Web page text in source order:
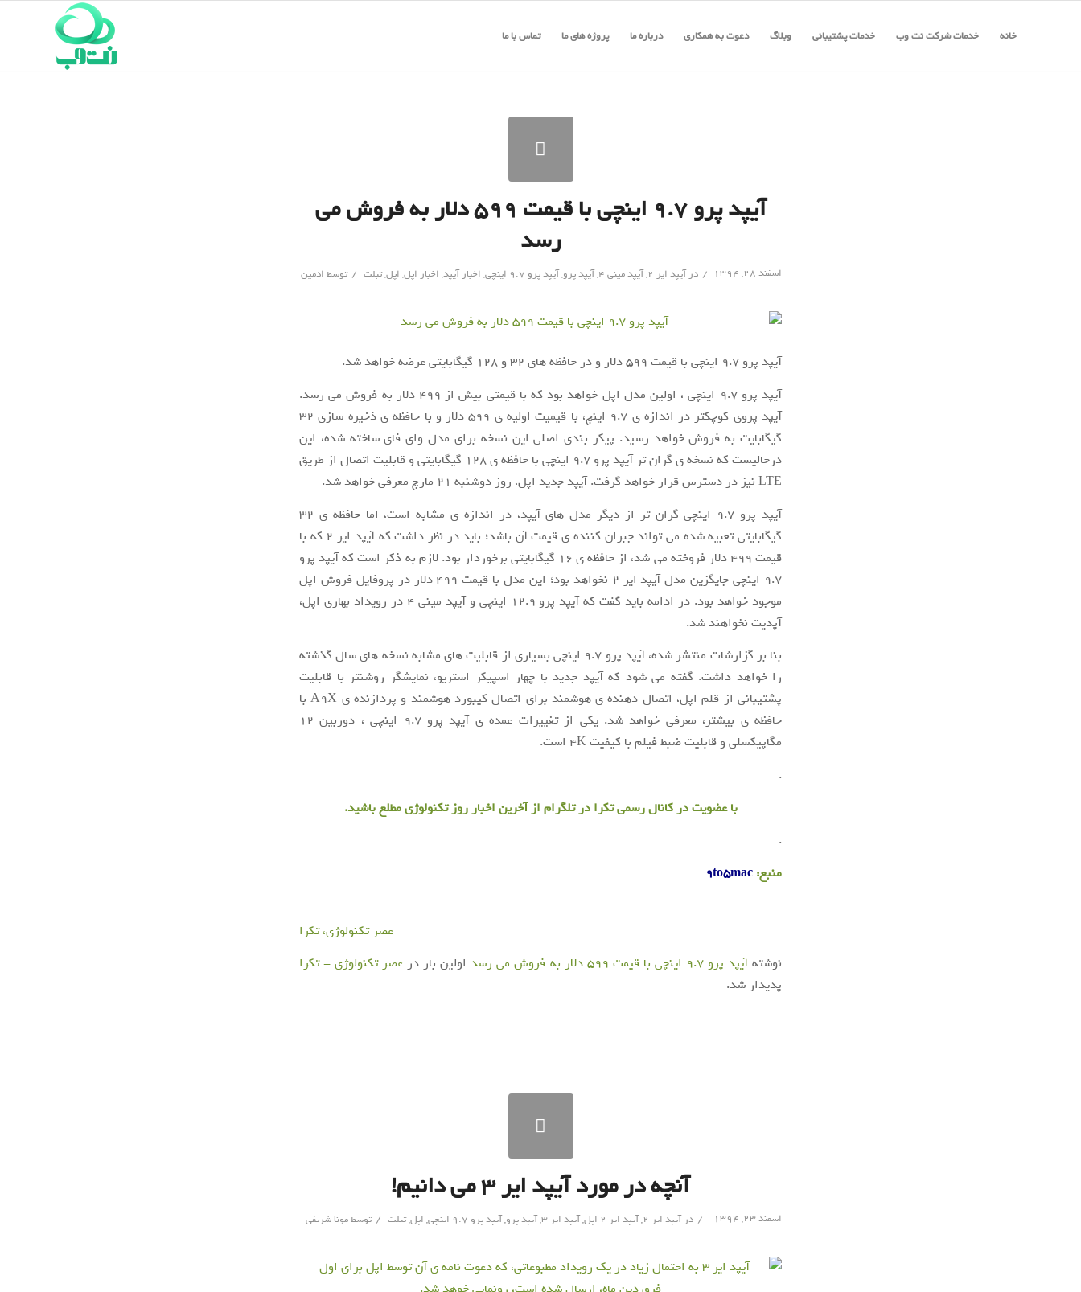
خانه خدمات شرکت نت وب خدمات پشتیبانی وبلاگ دعوت به همکاری درباره ما پروژه های ما تماس با ما
آیپد پرو ۹.۷ اینچی با قیمت ۵۹۹ دلار به فروش می
رسد
اسفند ۲۸, ۱۳۹۴ / درآیپد ایر 2 ,آیپد مینی 4 ,آیپد پرو,آیپد پرو 9.7 اینچی , اخبار آیپد, اخبار اپل, اپل,تبلت / توسط ادمین
آیپد پرو ۹.۷ اینچی با قیمت ۵۹۹ دلار و در حافظه های ۳۲ و ۱۲۸ گیگابایتی عرضه خواهد شد.
آیپد پرو ۹.۷ اینچی ، اولین مدل اپل خواهد بود که با قیمتی بیش از ۴۹۹ دلار به فروش می رسد.
آیپد پروی کوچکتر در اندازه ی ۹.۷ اینچ، با قیمیت اولیه ی ۵۹۹ دلار و با حافظه ی ذخیره سازی ۳۲
گیگابایت به فروش خواهد رسید. پیکر بندی اصلی این نسخه برای مدل وای فای ساخته شده، این
درحالیست که نسخه ی گران تر آیپد پرو ۹.۷ اینچی با حافظه ی ۱۲۸ گیگابایتی و قابلیت اتصال از طریق
LTE نیز در دسترس قرار خواهد گرفت. آیپد جدید اپل، روز دوشنبه ۲۱ مارچ معرفی خواهد شد.
آیپد پرو ۹.۷ اینچی گران تر از دیگر مدل های آیپد، در اندازه ی مشابه است، اما حافظه ی ۳۲
گیگابایتی تعبیه شده می تواند جبران کننده ی قیمت آن باشد؛ باید در نظر داشت که آیپد ایر ۲ که با
قیمت ۴۹۹ دلار فروخته می شد، از حافظه ی ۱۶ گیگابایتی برخوردار بود. لازم به ذکر است که آیپد پرو
۹.۷ اینچی جایگزین مدل آیپد ایر ۲ نخواهد بود؛ این مدل با قیمت ۴۹۹ دلار در پروفایل فروش اپل
موجود خواهد بود. در ادامه باید گفت که آیپد پرو ۱۲.۹ اینچی و آیپد مینی ۴ در رویداد بهاری اپل،
آپدیت نخواهند شد.
بنا بر گزارشات منتشر شده، آیپد پرو ۹.۷ اینچی بسیاری از قابلیت های مشابه نسخه های سال گذشته
را خواهد داشت. گفته می شود که آیپد جدید با چهار اسپیکر استریو، نمایشگر روشنتر با قابلیت
پشتیبانی از قلم اپل، اتصال دهنده ی هوشمند برای اتصال کیبورد هوشمند و پردازنده ی A9X با
حافظه ی بیشتر، معرفی خواهد شد. یکی از تغییرات عمده ی آیپد پرو ۹.۷ اینچی ، دوربین ۱۲
مگاپیکسلی و قابلیت ضبط فیلم با کیفیت ۴K است.
.
با عضویت درکانال رسمی تکرا در تلگرام از آخرین اخبار روز تکنولوژی مطلع باشید.
.
منبع: ۹to5mac
عصر تکنولوژی، تکرا
نوشتهآیپد پرو ۹.۷ اینچی با قیمت ۵۹۹ دلار به فروش می رسد اولین بار در عصر تکنولوژی - تکرا
پدیدار شد.
آنچه در مورد آیپد ایر ۳ می دانیم!
اسفند ۲۳, ۱۳۹۴ / درآیپد ایر 2 ,آیپد ایر 2 اپل ,آیپد ایر ۳ ,آیپد پرو,آیپد پرو 9.7 اینچی , اپل,تبلت / توسطمونا شریفی